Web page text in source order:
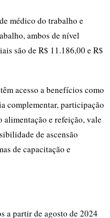
médico do trabalho e
ambos de nível
são de R$ 11.186,00 e R$
acesso a benefícios como
complementar, participação
e refeição, vale
de ascensão
de capacitação e
a partir de agosto de 2024